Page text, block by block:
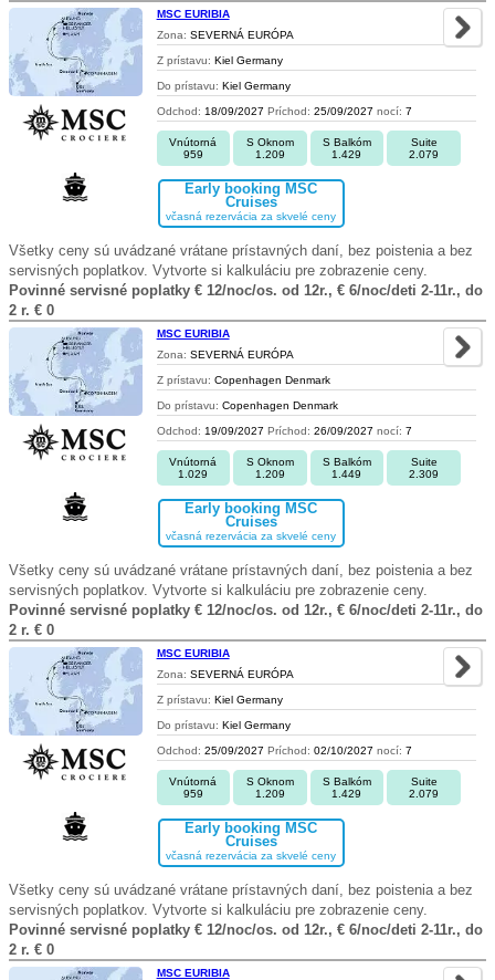
MSC EURIBIA
Zona: SEVERNÁ EURÓPA
Z prístavu: Kiel Germany
Do prístavu: Kiel Germany
Odchod: 18/09/2027 Príchod: 25/09/2027 nocí: 7
Vnútorná
959
S Oknom
1.209
S Balkóm
1.429
Suite
2.079
Early booking MSC
Cruises
včasná rezervácia za skvelé ceny
Všetky ceny sú uvádzané vrátane prístavných daní, bez poistenia a bez
servisných poplatkov. Vytvorte si kalkuláciu pre zobrazenie ceny.
Povinné servisné poplatky € 12/noc/os. od 12r., € 6/noc/deti 2-11r., do
2 r. € 0
MSC EURIBIA
Zona: SEVERNÁ EURÓPA
Z prístavu: Copenhagen Denmark
Do prístavu: Copenhagen Denmark
Odchod: 19/09/2027 Príchod: 26/09/2027 nocí: 7
Vnútorná
1.029
S Oknom
1.209
S Balkóm
1.449
Suite
2.309
Early booking MSC
Cruises
včasná rezervácia za skvelé ceny
Všetky ceny sú uvádzané vrátane prístavných daní, bez poistenia a bez
servisných poplatkov. Vytvorte si kalkuláciu pre zobrazenie ceny.
Povinné servisné poplatky € 12/noc/os. od 12r., € 6/noc/deti 2-11r., do
2 r. € 0
MSC EURIBIA
Zona: SEVERNÁ EURÓPA
Z prístavu: Kiel Germany
Do prístavu: Kiel Germany
Odchod: 25/09/2027 Príchod: 02/10/2027 nocí: 7
Vnútorná
959
S Oknom
1.209
S Balkóm
1.429
Suite
2.079
Early booking MSC
Cruises
včasná rezervácia za skvelé ceny
Všetky ceny sú uvádzané vrátane prístavných daní, bez poistenia a bez
servisných poplatkov. Vytvorte si kalkuláciu pre zobrazenie ceny.
Povinné servisné poplatky € 12/noc/os. od 12r., € 6/noc/deti 2-11r., do
2 r. € 0
MSC EURIBIA